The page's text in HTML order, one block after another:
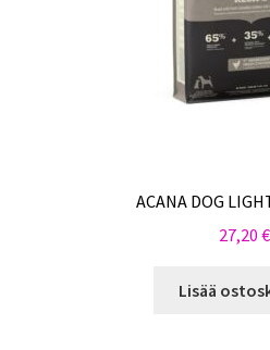
ACANA DOG
27,20 €
Lisää